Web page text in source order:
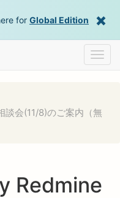
for Global Edition
談会(11/8)のご案内（無
Redmine